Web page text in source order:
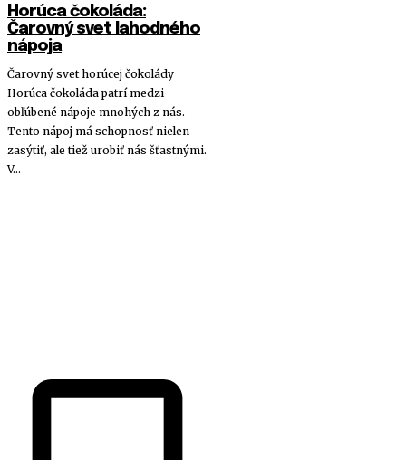
Horúca čokoláda:
Čarovný svet lahodného
nápoja
Čarovný svet horúcej čokolády
Horúca čokoláda patrí medzi
obľúbené nápoje mnohých z nás.
Tento nápoj má schopnosť nielen
zasýtiť, ale tiež urobiť nás šťastnými.
V...